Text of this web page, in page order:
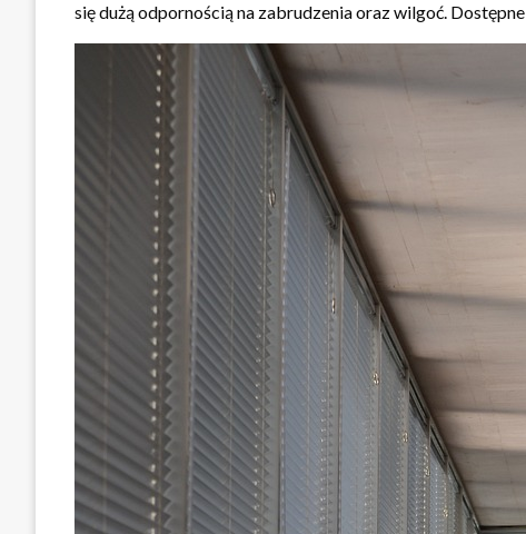
się dużą odpornością na zabrudzenia oraz wilgoć.